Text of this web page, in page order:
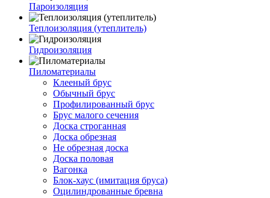
Пароизоляция
Теплоизоляция (утеплитель)
Гидроизоляция
Пиломатериалы
Клееный брус
Обычный брус
Профилированный брус
Брус малого сечения
Доска строганная
Доска обрезная
Не обрезная доска
Доска половая
Вагонка
Блок-хаус (имитация бруса)
Оцилиндрованные бревна